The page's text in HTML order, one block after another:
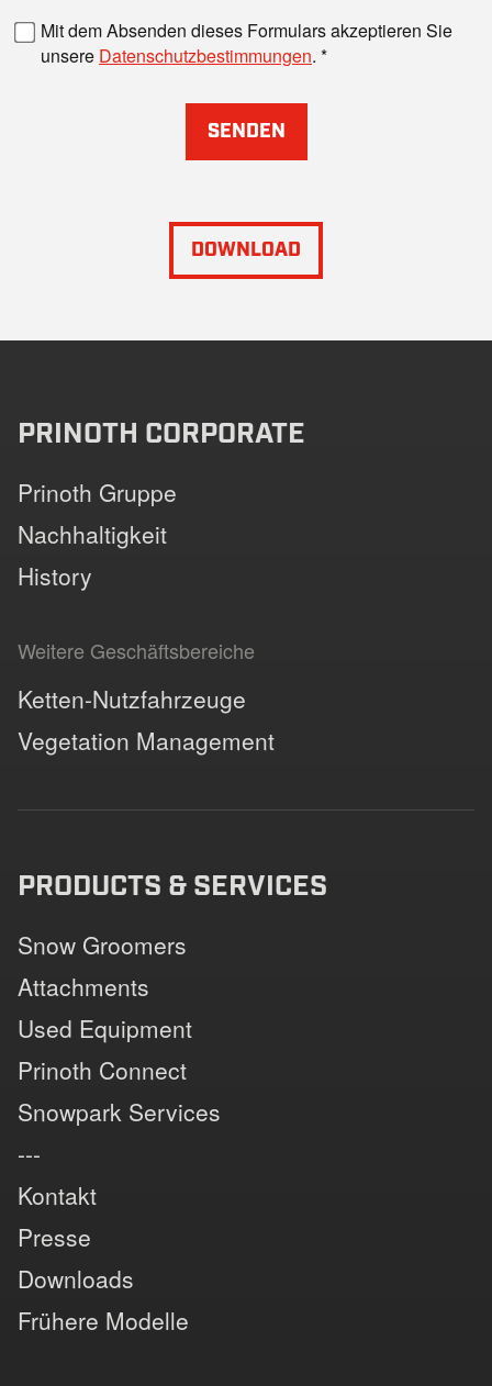
Mit dem Absenden dieses Formulars akzeptieren Sie
unsere Datenschutzbestimmungen.
SENDEN
DOWNLOAD
PRINOTH CORPORATE
Prinoth Gruppe
Nachhaltigkeit
History
Weitere Geschäftsbereiche
Ketten-Nutzfahrzeuge
Vegetation Management
PRODUCTS & SERVICES
Snow Groomers
Attachments
Used Equipment
Prinoth Connect
Snowpark Services
---
Kontakt
Presse
Downloads
Frühere Modelle